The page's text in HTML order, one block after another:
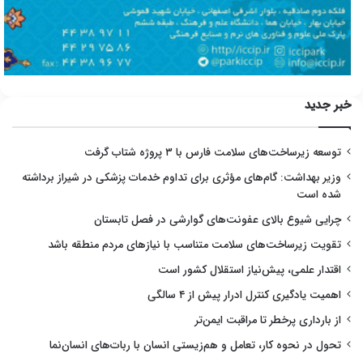
خبر جدید
توسعه زیرساخت‌های سلامت فارس با ۳ پروژه شتاب گرفت
وزیر بهداشت: گام‌های مؤثری برای تداوم خدمات پزشکی در شیراز برداشته
شده است
چرایی شیوع بالای عفونت‌های گوارشی در فصل تابستان
تقویت زیرساخت‌های سلامت متناسب با نیازهای مردم منطقه باشد
اقتدار علمی، پیش‌نیاز استقلال کشور است
اهمیت یادگیری کنترل ادرار پیش از ۴ سالگی
از بارداری پرخطر تا مراقبت ایمن‌تر
تحول در نحوه کار، تعامل و هم‌زیستی انسان با ربات‌های انسان‌نما